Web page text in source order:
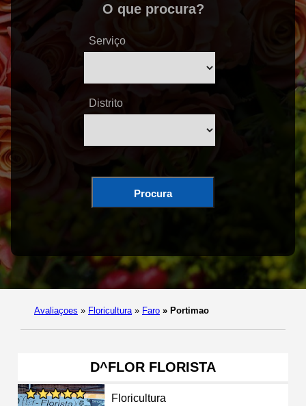
O que procura?
Serviço
Distrito
Procura
Avaliaçoes » Floricultura » Faro » Portimao
D^FLOR FLORISTA
Floricultura